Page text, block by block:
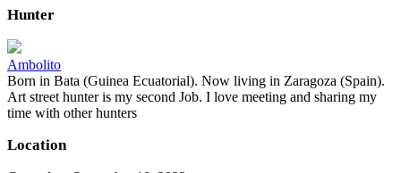
Hunter
Ambolito
Born in Bata (Guinea Ecuatorial). Now living in Zaragoza (Spain).
Art street hunter is my second Job. I love meeting and sharing my
time with other hunters
Location